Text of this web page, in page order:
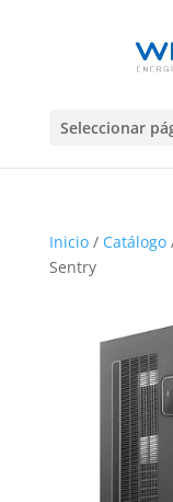
Seleccionar
Inicio/ Catálogo
Sentry